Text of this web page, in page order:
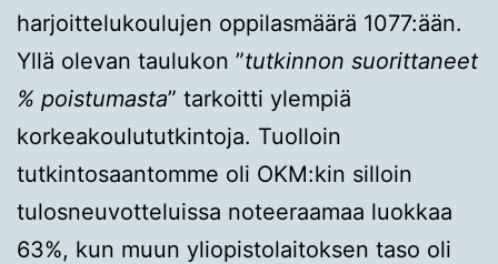
harjoittelukoulujen oppilasmäärä 1077:ään.
Yllä olevan taulukon ”tutkinnon suorittaneet
% poistumasta” tarkoitti ylempiä
korkeakoulututkintoja. Tuolloin
tutkintosaantomme oli OKM:kin silloin
tulosneuvotteluissa noteeraamaa luokkaa
63%, kun muun yliopistolaitoksen taso oli